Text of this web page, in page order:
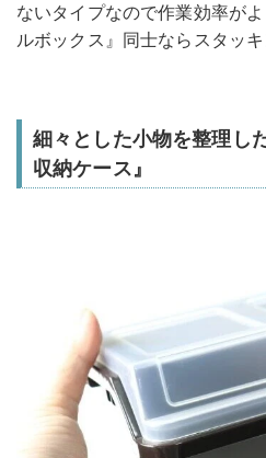
ないタイプなので作業効率が
ルボックス』同士ならスタッ
細々とした小物を整理し
収納ケース』